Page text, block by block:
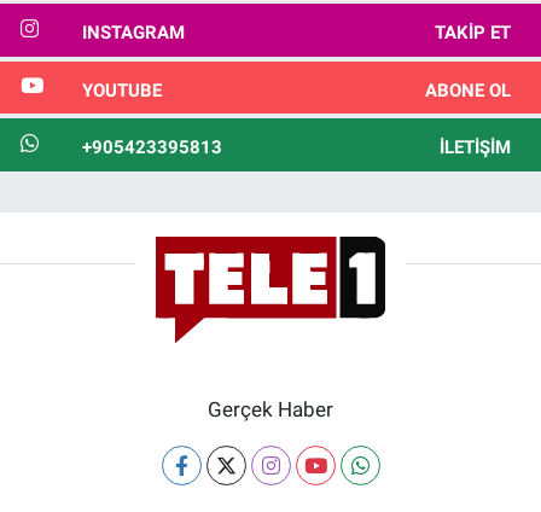
INSTAGRAM TAKIP ET
YOUTUBE ABONE OL
+905423395813 İLETIŞIM
Gerçek Haber